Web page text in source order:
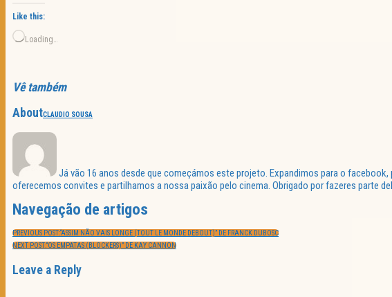
Like this:
Loading…
Vê também
AboutCLAUDIO SOUSA
Já vão 16 anos desde que começámos este projeto. Expandimos para o
oferecemos convites e partilhamos a nossa paixão pelo cinema. Obrigado por fazeres parte
Navegação de artigos
PREVIOUS POST:“ASSIM NÃO VAIS LONGE (TOUT LE MONDE DEBOUT)” DE FRANCK DUBOSC
NEXT POST:“OS EMPATAS (BLOCKERS)” DE KAY CANNON
Leave a Reply